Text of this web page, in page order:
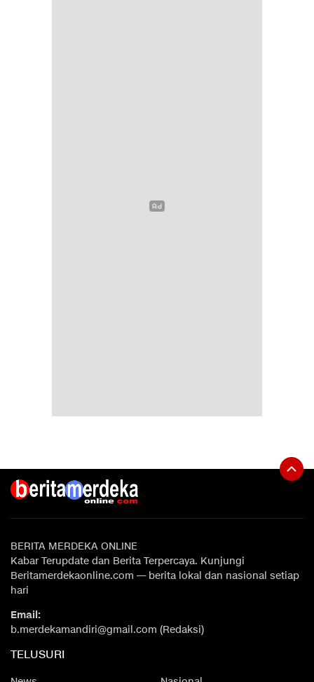
BERITA MERDEKA ONLINE
Kabar Terupdate dan Berita Terpercaya. Kunjungi
Beritamerdekaonline.com — berita lokal dan nasional setiap
hari
Email:
b.merdekamandiri@gmail.com (Redaksi)
TELUSURI